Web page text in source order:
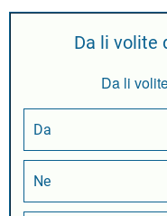
Da li volite
Da li
Da
Ne